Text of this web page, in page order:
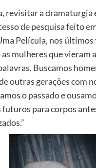
revisitar a dramaturgia
de pesquisa feito
Película, nos últimos
mulheres que vieram
Buscamos
outras gerações com
o passado e
para corpos